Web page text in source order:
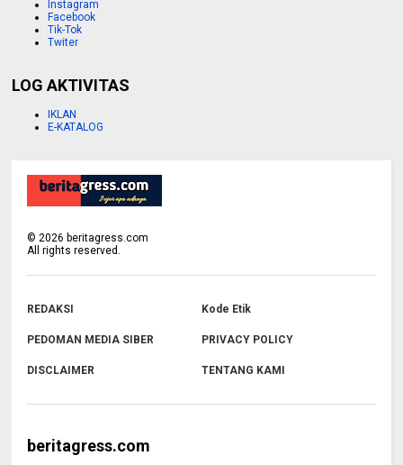
Instagram
Facebook
Tik-Tok
Twiter
LOG AKTIVITAS
IKLAN
E-KATALOG
©2026 beritagress.com
All rights reserved.
REDAKSI Kode Etik
PEDOMAN MEDIA SIBER PRIVACY POLICY
DISCLAIMER TENTANG KAMI
beritagress.com